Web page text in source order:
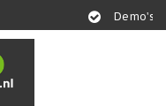
Demo's beschikbaar